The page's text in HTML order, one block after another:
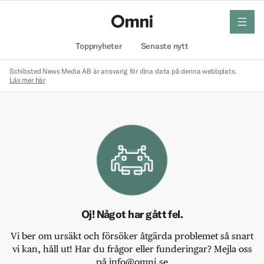
Toppnyheter Senaste nytt
meny
Schibsted News Media AB är ansvarig för dina data på denna webbplats.
Läs mer här
Oj! Något har gått fel.
Vi ber om ursäkt och försöker åtgärda problemet så snart
vi kan, håll ut! Har du frågor eller funderingar? Mejla oss